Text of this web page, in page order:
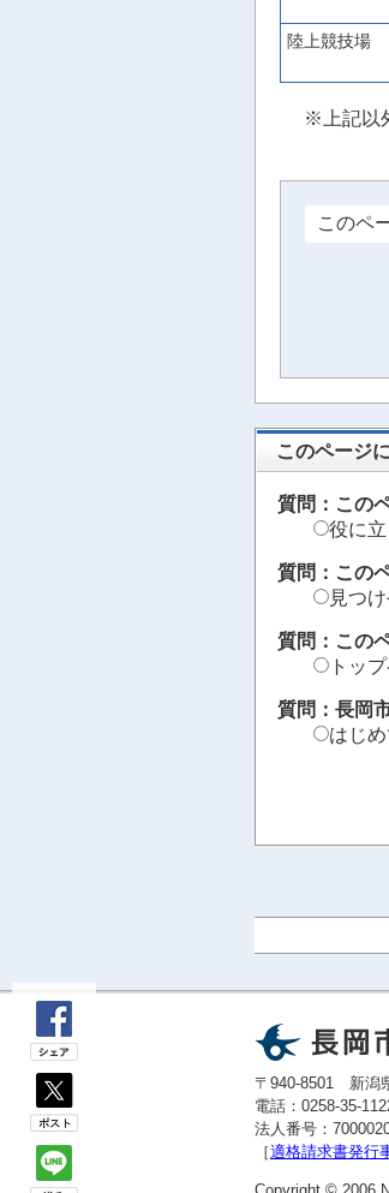
陸上競技場
※上記以
このペ
このページ
質問：この
役に
質問：この
見つ
質問：この
トッ
質問：長岡
はじめ
〒940-8501 新潟
電話：0258-35-
法人番号：
［適格請求書発行